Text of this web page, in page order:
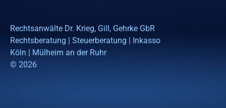
Rechtsanwälte Dr. Krieg, Gill, Gehrke GbR
Rechtsberatung | Steuerberatung | Inkasso
Köln | Mülheim an der Ruhr
© 2026